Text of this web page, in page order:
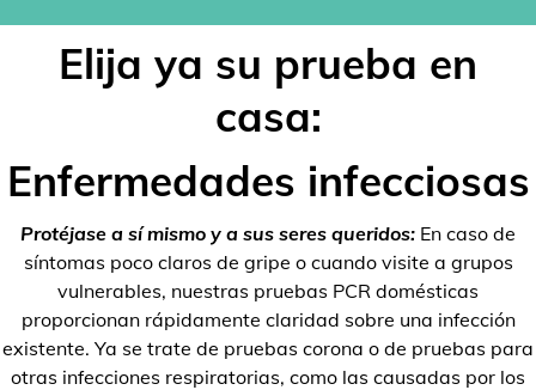
Elija ya su prueba en
casa:
Enfermedades infecciosas
Protéjase a sí mismo y a sus seres queridos: En caso de
síntomas poco claros de gripe o cuando visite a grupos
vulnerables, nuestras pruebas PCR domésticas
proporcionan rápidamente claridad sobre una infección
existente. Ya se trate de pruebas corona o de pruebas para
otras infecciones respiratorias, como las causadas por los